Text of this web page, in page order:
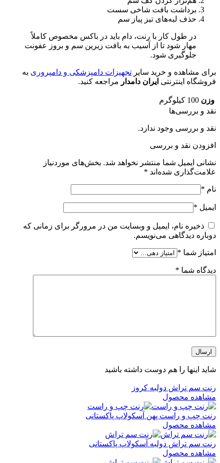
برداشت بافت شاخی سست
حذف لبه‌های تیز پیاز سم
در طول کار با رنت، دام باید در باکس مخصوص کاملاً
مهار شود تا از آسیب به بافت زیرین سم و بروز عفونت
جلوگیری شود.
برای مشاهده و خرید سایر تجهیزات دامپزشکی و دامپروری به
فروشگاه اینترنتی ایران دامدار مراجعه کنید.
وزن 100 کیلوگرم
نقد و بررسی‌ها
نقد و بررسی وجود ندارد.
افزودن نقد و بررسی
نشانی ایمیل شما منتشر نخواهد شد. بخش‌های موردنیاز
علامت‌گذاری شده‌اند *
نام *
ایمیل *
ذخیره نام، ایمیل و وبسایت من در مرورگر برای زمانی که
دوباره دیدگاهی می‌نویسم.
امتیاز شما *
دیدگاه شما *
شاید اینها را هم دوست داشته باشید
رنت سم تراش دولبه کروز
مشاهده محصول
رنت چپ و راست پهن آسکولاپ پاکستانی
مشاهده محصول
رنت سم تراش دولبه آسکولاپ پاکستانی
مشاهده محصول